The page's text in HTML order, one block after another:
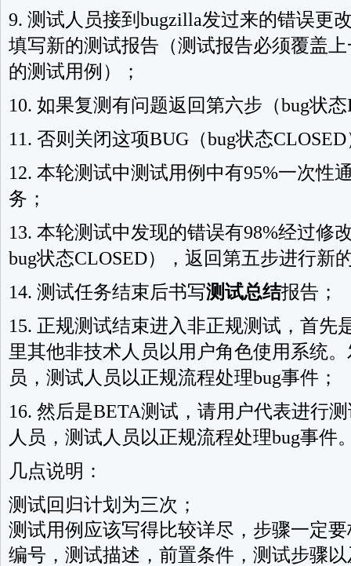
9. 测试人员接到bugzilla发过来的错误更
填写新的测试报告（测试报告必须覆盖上
的测试用例）；
10. 如果复测有问题返回第六步（bug状态
11. 否则关闭这项BUG（bug状态CLOSED
12. 本轮测试中测试用例中有95%一次性
务；
13. 本轮测试中发现的错误有98%经过修
bug状态CLOSED），返回第五步进行新
14. 测试任务结束后书写测试总结报告；
15. 正规测试结束进入非正规测试，首先
里其他非技术人员以用户角色使用系统
员，测试人员以正规流程处理bug事件；
16. 然后是BETA测试，请用户代表进行
人员，测试人员以正规流程处理bug事件
几点说明：
测试回归计划为三次；
测试用例应该写得比较详尽，步骤一定
编号，测试描述，前置条件，测试步骤